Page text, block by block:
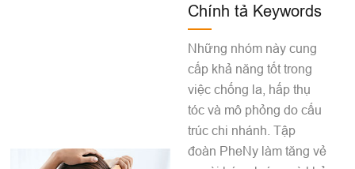
Chính tả Keywords
Những nhóm này cung
cấp khả năng tốt trong
việc chống la, hấp thụ
tóc và mô phỏng do cấu
trúc chi nhánh. Tập
đoàn PheNy làm tăng vẻ